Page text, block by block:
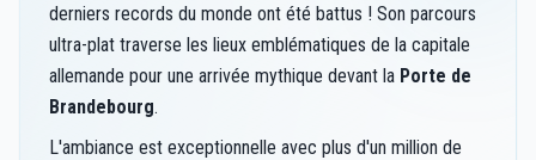
derniers records du monde ont été battus ! Son parcours
ultra-plat traverse les lieux emblématiques de la capitale
allemande pour une arrivée mythique devant la Porte de
Brandebourg.
L'ambiance est exceptionnelle avec plus d'un million de